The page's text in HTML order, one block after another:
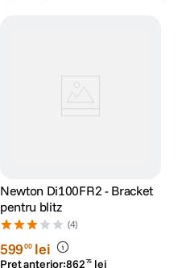
Newton Di100FR2 - Bracket
pentru blitz
(4)
59900 lei
Preț anterior:862 75 lei